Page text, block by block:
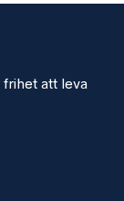
frihet att leva